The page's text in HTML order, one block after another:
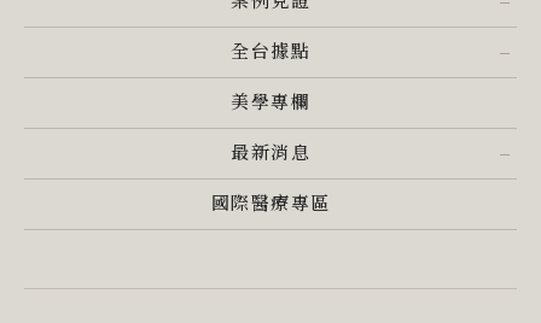
全台據點
美學專欄
最新消息
國際醫療專區